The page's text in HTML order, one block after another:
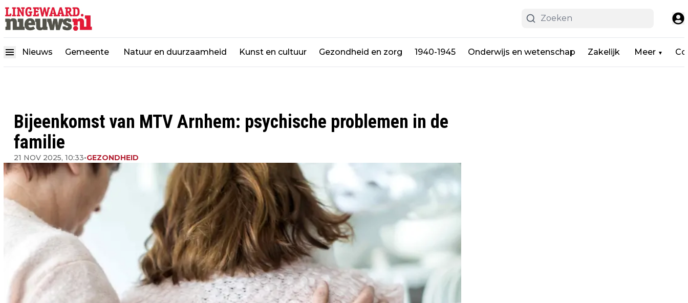
Nieuws Gemeente Natuur en duurzaamheid Kunst en cultuur Gezondheid en zorg 1940-1945 Onderwijs en wetenschap Zakelijk Meer ▼
Bijeenkomst van MTV Arnhem: psychische problemen in de
familie
21 NOV 2025, 10:33•GEZONDHEID